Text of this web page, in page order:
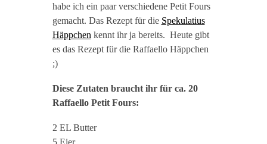
habe ich ein paar verschiedene Petit Fours
gemacht. Das Rezept für die Spekulatius
Häppchen kennt ihr ja bereits. Heute gibt
es das Rezept für die Raffaello Häppchen
;)
Diese Zutaten braucht ihr für ca. 20
Raffaello Petit Fours:
2 EL Butter
5 Eier